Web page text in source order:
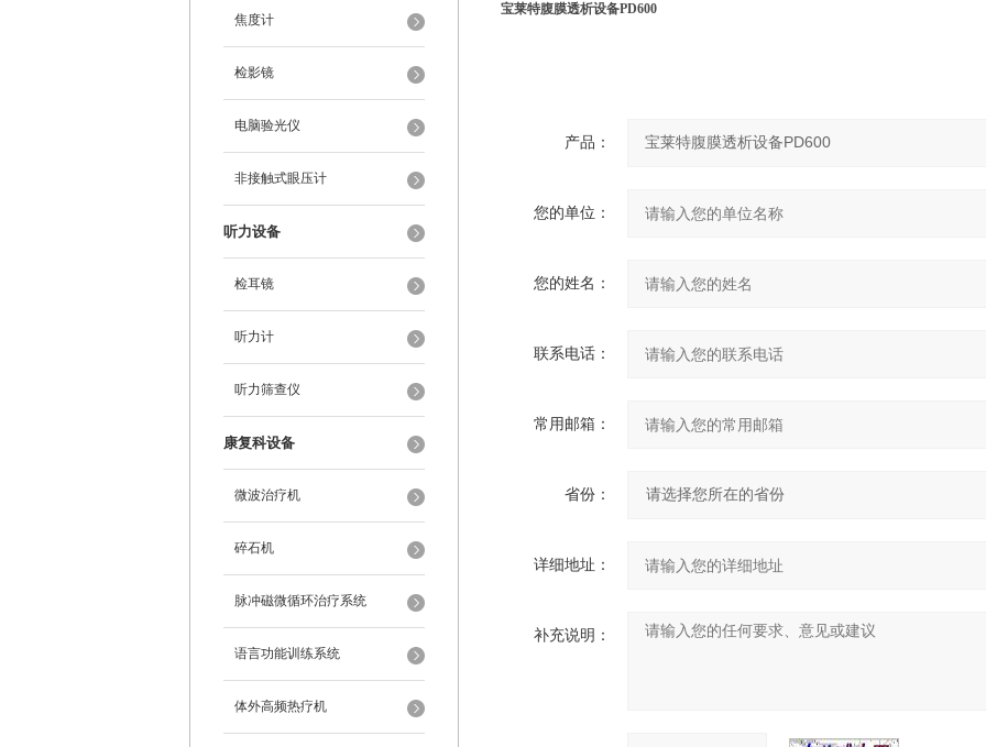
焦度计
检影镜
电脑验光仪
非接触式眼压计
听力设备
检耳镜
听力计
听力筛查仪
康复科设备
微波治疗机
碎石机
脉冲磁微循环治疗系统
语言功能训练系统
体外高频热疗机
宝莱特腹膜透析设备PD600
产品：
您的单位：
您的姓名：
联系电话：
常用邮箱：
省份：
详细地址：
补充说明：